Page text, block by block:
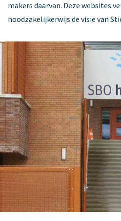
makers daarvan. Deze websites
noodzakelijkerwijs de visie van